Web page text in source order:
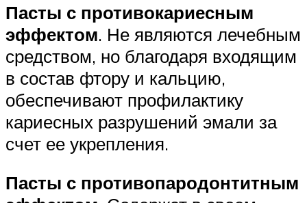
Пасты с противокариесным
эффектом. Не являются лечебным
средством, но благодаря входящим
в состав фтору и кальцию,
обеспечивают профилактику
кариесных разрушений эмали за
счет ее укрепления.
Пасты с противопародонтитным